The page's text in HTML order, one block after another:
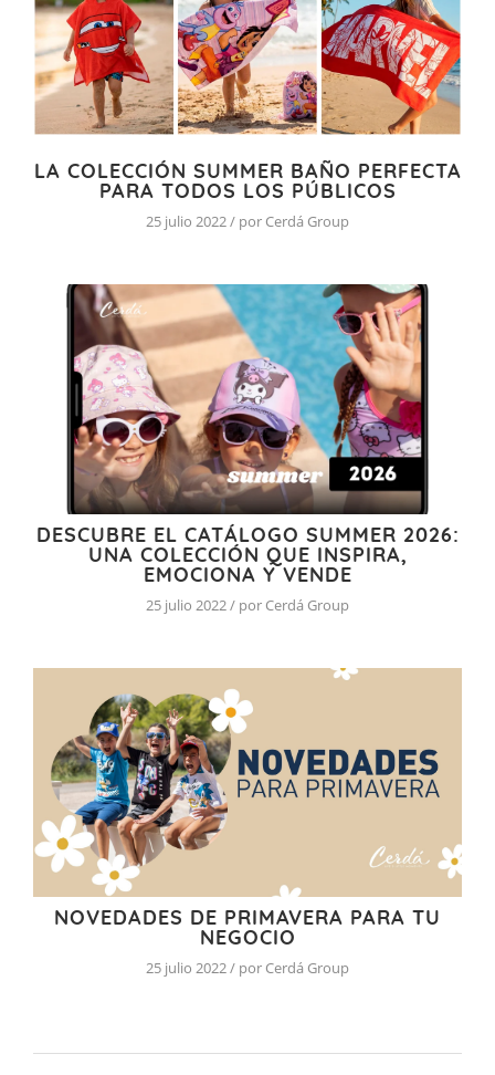
LA COLECCIÓN SUMMER BAÑO PERFECTA
PARA TODOS LOS PÚBLICOS
25 julio 2022 / por Cerdá Group
DESCUBRE EL CATÁLOGO SUMMER 2026:
UNA COLECCIÓN QUE INSPIRA,
EMOCIONA Y VENDE
25 julio 2022 / por Cerdá Group
NOVEDADES DE PRIMAVERA PARA TU
NEGOCIO
25 julio 2022 / por Cerdá Group